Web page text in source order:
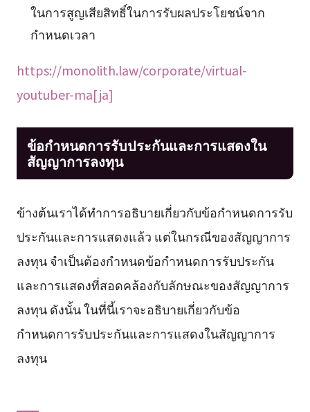
ในการสูญเสียสิทธิ์ในการรับผลประโยชน์จาก
กำหนดเวลา
https://monolith.law/corporate/virtual-
youtuber-ma[ja]
ข้อกำหนดการรับประกันและการแสดงใน
สัญญาการลงทุน
ข้างต้นเราได้ทำการอธิบายเกี่ยวกับข้อกำหนดการรับ
ประกันและการแสดงแล้ว แต่ในกรณีของสัญญาการ
ลงทุน จำเป็นต้องกำหนดข้อกำหนดการรับประกัน
และการแสดงที่สอดคล้องกับลักษณะของสัญญาการ
ลงทุน ดังนั้น ในที่นี้เราจะอธิบายเกี่ยวกับข้อ
กำหนดการรับประกันและการแสดงในสัญญาการ
ลงทุน